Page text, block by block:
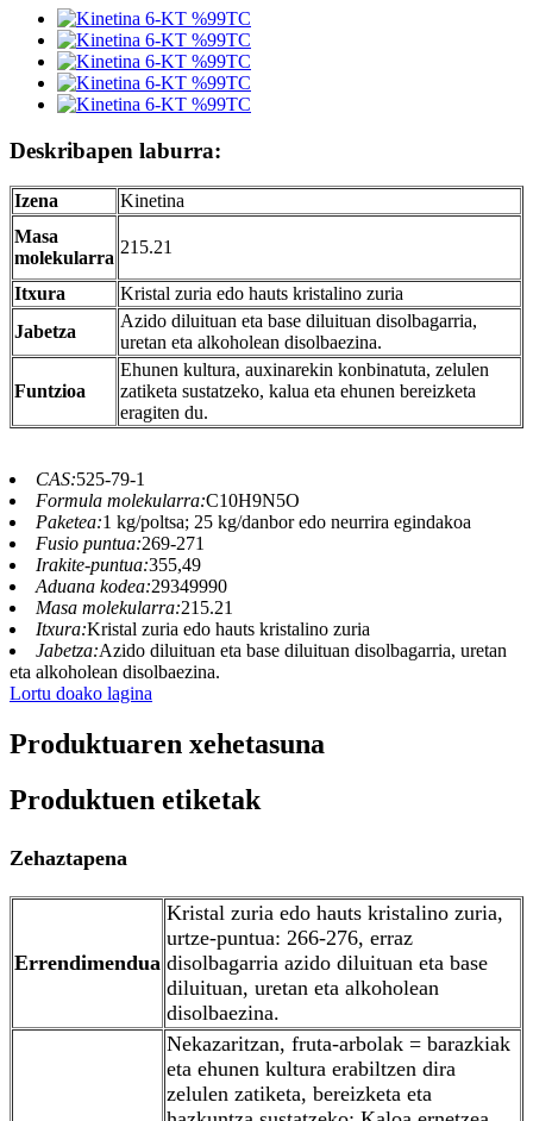
Deskribapen laburra:
Izena
Kinetina
Masa
molekularra
215.21
Itxura
Kristal zuria edo hauts kristalino zuria
Jabetza
Azido diluituan eta base diluituan disolbagarria,
uretan eta alkoholean disolbaezina.
Funtzioa
Ehunen kultura, auxinarekin konbinatuta, zelulen
zatiketa sustatzeko, kalua eta ehunen bereizketa
eragiten du.
CAS:525-79-1
Formula molekularra:C10H9N5O
Paketea:1 kg/poltsa; 25 kg/danbor edo neurrira egindakoa
Fusio puntua:269-271
Irakite-puntua:355,49
Aduana kodea:29349990
Masa molekularra:215.21
Itxura:Kristal zuria edo hauts kristalino zuria
Jabetza:Azido diluituan eta base diluituan disolbagarria, uretan
eta alkoholean disolbaezina.
Lortu doako lagina
Produktuaren xehetasuna
Produktuen etiketak
Zehaztapena
Errendimendua
Kristal zuria edo hauts kristalino zuria,
urtze-puntua: 266-276, erraz
disolbagarria azido diluituan eta base
diluituan, uretan eta alkoholean
disolbaezina.
Nekazaritzan, fruta-arbolak = barazkiak
eta ehunen kultura erabiltzen dira
zelulen zatiketa, bereizketa eta